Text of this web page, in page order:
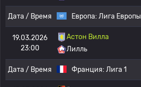
Дата / Время Европа: Лига Европы
19.03.2026
23:00
Астон Вилла
Лилль
Дата / Время Франция: Лига 1